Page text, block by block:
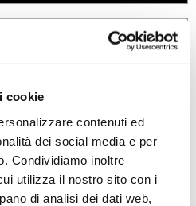
cookie
contenuti ed
dei social media e per
Condividiamo inoltre
utilizza il nostro sito con i
di analisi dei dati web,